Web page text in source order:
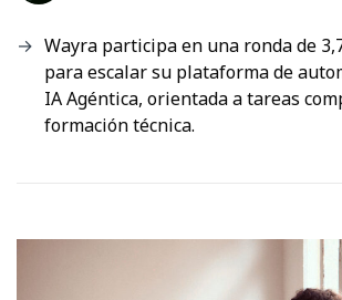
Wayra participa en una ronda de
para escalar su plataforma de
IA Agéntica, orientada a tareas
formación técnica.